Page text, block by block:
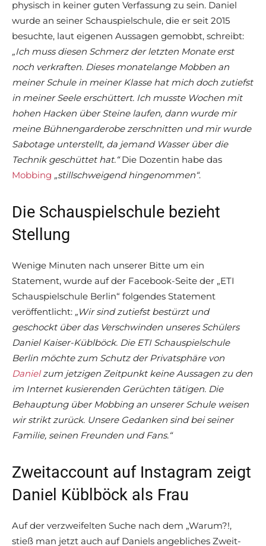
physisch in keiner guten Verfassung zu sein. Daniel
wurde an seiner Schauspielschule, die er seit 2015
besuchte, laut eigenen Aussagen gemobbt, schreibt:
„Ich muss diesen Schmerz der letzten Monate erst
noch verkraften. Dieses monatelange Mobben an
meiner Schule in meiner Klasse hat mich doch zutiefst
in meiner Seele erschüttert. Ich musste Wochen mit
hohen Hacken über Steine laufen, dann wurde mir
meine Bühnengarderobe zerschnitten und mir wurde
Sabotage unterstellt, da jemand Wasser über die
Technik geschüttet hat.“Die Dozentin habe das
Mobbing „stillschweigend hingenommen“.
Die Schauspielschule bezieht
Stellung
Wenige Minuten nach unserer Bitte um ein
Statement, wurde auf der Facebook-Seite der „ETI
Schauspielschule Berlin“ folgendes Statement
veröffentlicht: „Wir sind zutiefst bestürzt und
geschockt über das Verschwinden unseres Schülers
Daniel Kaiser-Küblböck. Die ETI Schauspielschule
Berlin möchte zum Schutz der Privatsphäre von
Danielzum jetzigen Zeitpunkt keine Aussagen zu den
im Internet kusierenden Gerüchten tätigen. Die
Behauptung über Mobbing an unserer Schule weisen
wir strikt zurück. Unsere Gedanken sind bei seiner
Familie, seinen Freunden und Fans.“
Zweitaccount auf Instagram zeigt
Daniel Küblböck als Frau
Auf der verzweifelten Suche nach dem „Warum?!,
stieß man jetzt auch auf Daniels angebliches Zweit-